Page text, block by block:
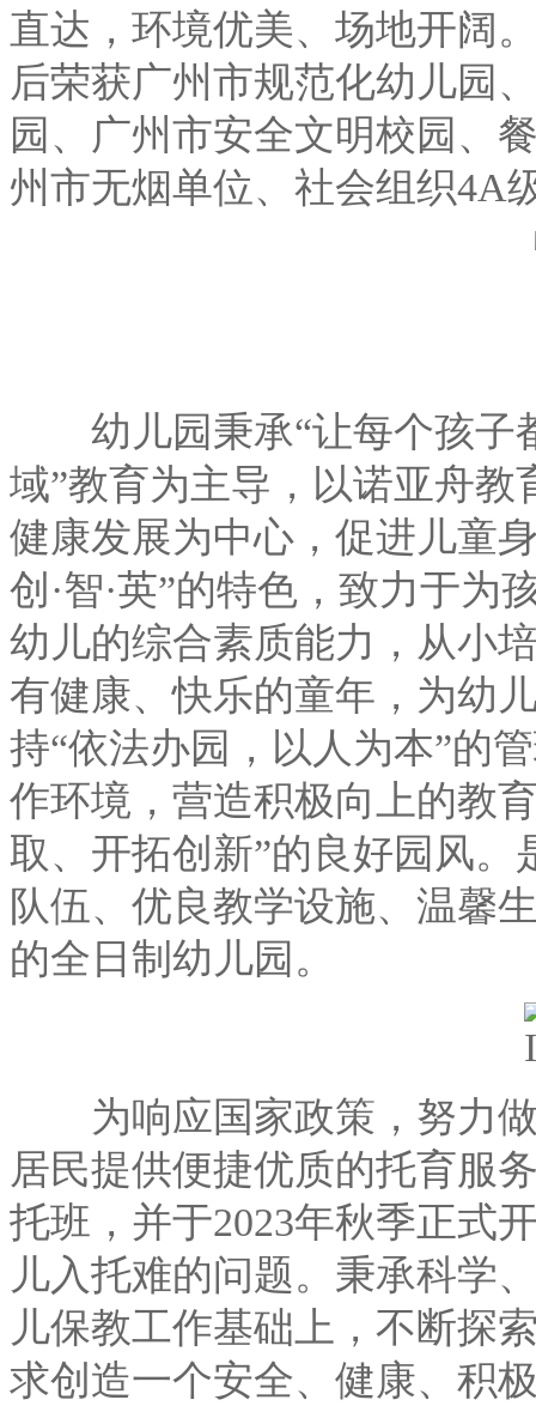
直达，环境优美、场地开阔
后荣获广州市规范化幼儿园
园、广州市安全文明校园、
州市无烟单位、社会组织4A
幼儿园秉承“让每个孩子
域”教育为主导，以诺亚舟
健康发展为中心，促进儿童
创·智·英”的特色，致力于为
幼儿的综合素质能力，从小
有健康、快乐的童年，为幼
持“依法办园，以人为本”的
作环境，营造积极向上的教
取、开拓创新”的良好园风
队伍、优良教学设施、温馨
的全日制幼儿园。
为响应国家政策，努力做
居民提供便捷优质的托育服
托班，并于2023年秋季正式
儿入托难的问题。秉承科学
儿保教工作基础上，不断探
求创造一个安全、健康、积